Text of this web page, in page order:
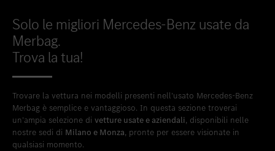
Solo le migliori Mercedes-Benz usate da
Merbag.
Trova la tua!
Trovare la vettura nei modelli presenti nell'usato Mercedes-Benz
Merbag è semplice e vantaggioso. In questa sezione troverai
un’ampia selezione di vetture usate e aziendali, disponibili nelle
nostre sedi di Milano e Monza, pronte per essere visionate in
qualsiasi momento.